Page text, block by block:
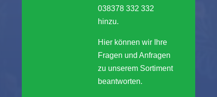
038378 332 332
hinzu.
Hier können wir Ihre
Fragen und Anfragen
zu unserem Sortiment
beantworten.